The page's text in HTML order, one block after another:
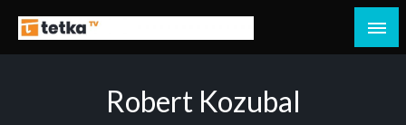
treściTv Tetka Tczew
Tetka Tczew – Twoja lokalna telewizja!
Robert Kozubal